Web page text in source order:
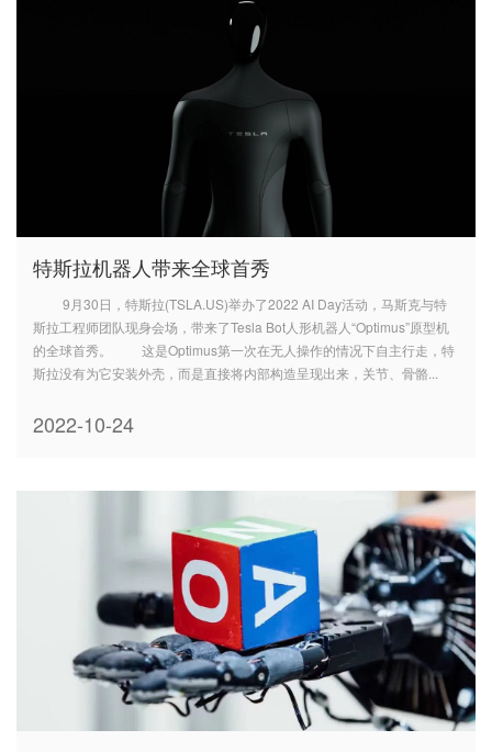
特斯拉机器人带来全球首秀
9月30日，特斯拉(TSLA.US)举办了2022 AI Day活动，马斯克与特
斯拉工程师团队现身会场，带来了Tesla Bot人形机器人“Optimus”原型机
的全球首秀。 这是Optimus第一次在无人操作的情况下自主行走，特
斯拉没有为它安装外壳，而是直接将内部构造呈现出来，关节、骨骼...
2022-10-24